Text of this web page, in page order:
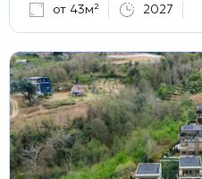
от 43м² 2027